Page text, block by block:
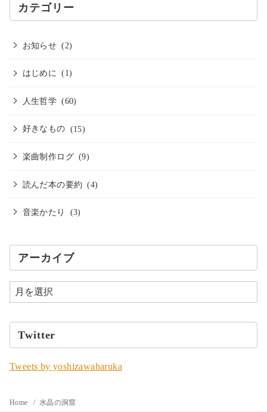
カテゴリー
お知らせ (2)
はじめに (1)
人生哲学 (60)
好きなもの (15)
楽曲制作ログ (9)
読んだ本の要約 (4)
音楽かたり (3)
アーカイブ
Twitter
Tweets by yoshizawaharuka
Home 水晶の洞窟